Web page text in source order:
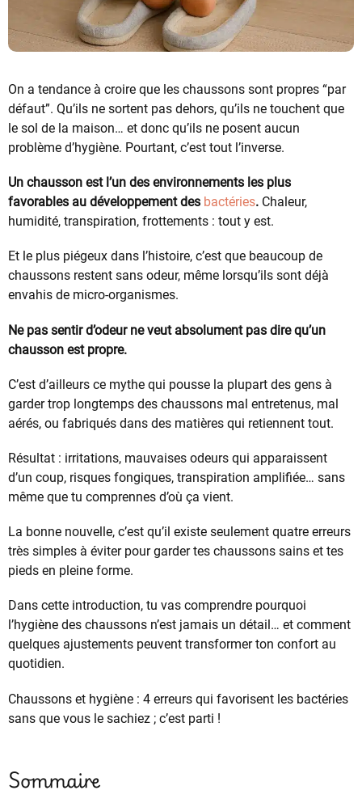
On a tendance à croire que les chaussons sont propres “par
défaut”. Qu’ils ne sortent pas dehors, qu’ils ne touchent que
le sol de la maison… et donc qu’ils ne posent aucun
problème d’hygiène. Pourtant, c’est tout l’inverse.
Un chausson est l’un des environnements les plus
favorables au développement des bactéries. Chaleur,
humidité, transpiration, frottements : tout y est.
Et le plus piégeux dans l’histoire, c’est que beaucoup de
chaussons restent sans odeur, même lorsqu’ils sont déjà
envahis de micro-organismes.
Ne pas sentir d’odeur ne veut absolument pas dire qu’un
chausson est propre.
C’est d’ailleurs ce mythe qui pousse la plupart des gens à
garder trop longtemps des chaussons mal entretenus, mal
aérés, ou fabriqués dans des matières qui retiennent tout.
Résultat : irritations, mauvaises odeurs qui apparaissent
d’un coup, risques fongiques, transpiration amplifiée… sans
même que tu comprennes d’où ça vient.
La bonne nouvelle, c’est qu’il existe seulement quatre erreurs
très simples à éviter pour garder tes chaussons sains et tes
pieds en pleine forme.
Dans cette introduction, tu vas comprendre pourquoi
l’hygiène des chaussons n’est jamais un détail… et comment
quelques ajustements peuvent transformer ton confort au
quotidien.
Chaussons et hygiène : 4 erreurs qui favorisent les bactéries
sans que vous le sachiez ; c’est parti !
Sommaire